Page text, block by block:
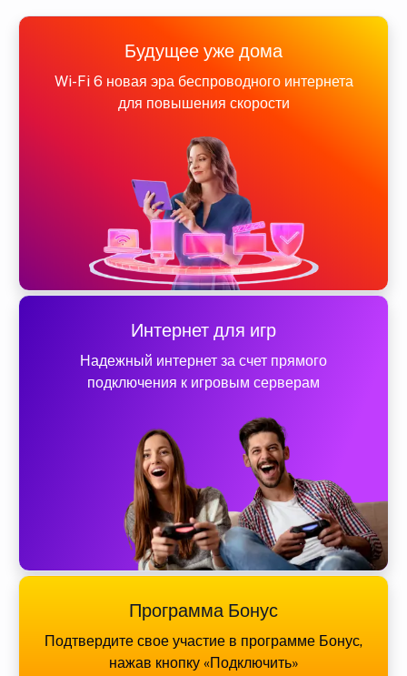
Будущее уже дома
Wi-Fi 6 новая эра беспроводного интернета
для повышения скорости
Интернет для игр
Надежный интернет за счет прямого
подключения к игровым серверам
Программа Бонус
Подтвердите свое участие в программе Бонус,
нажав кнопку «Подключить»